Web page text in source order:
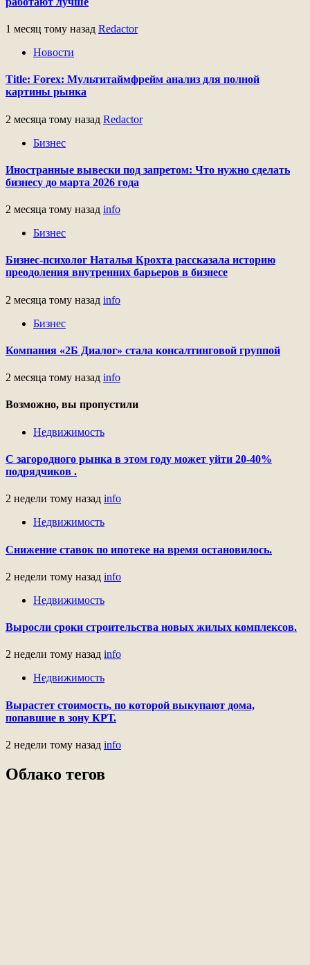
1 месяц тому назад Redactor
Новости
Title: Forex: Мультитаймфрейм анализ для полной
картины рынка
2 месяца тому назад Redactor
Бизнес
Иностранные вывески под запретом: Что нужно сделать
бизнесу до марта 2026 года
2 месяца тому назад info
Бизнес
Бизнес-психолог Наталья Крохта рассказала историю
преодоления внутренних барьеров в бизнесе
2 месяца тому назад info
Бизнес
Компания «2Б Диалог» стала консалтинговой группой
2 месяца тому назад info
Возможно, вы пропустили
Недвижимость
С загородного рынка в этом году может уйти 20-40%
подрядчиков .
2 недели тому назад info
Недвижимость
Снижение ставок по ипотеке на время остановилось.
2 недели тому назад info
Недвижимость
Выросли сроки строительства новых жилых комплексов.
2 недели тому назад info
Недвижимость
Вырастет стоимость, по которой выкупают дома,
попавшие в зону КРТ.
2 недели тому назад info
Облако тегов